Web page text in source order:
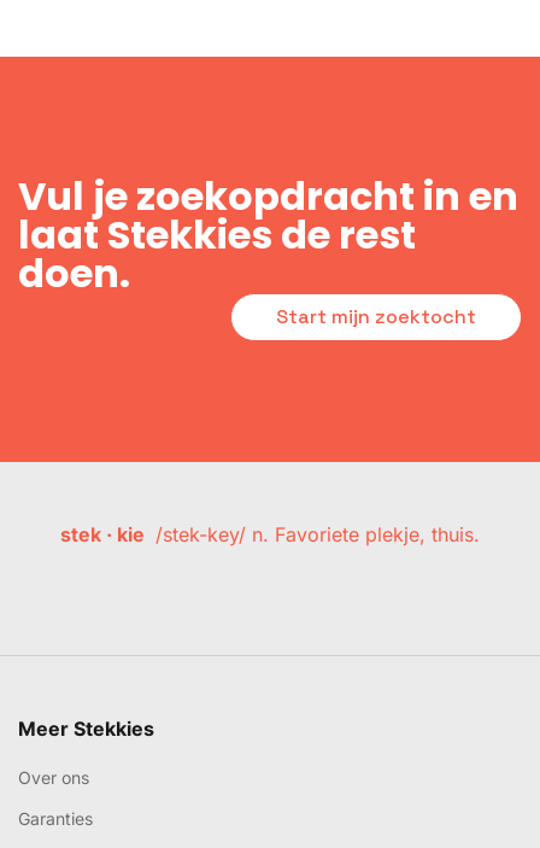
Vul je zoekopdracht in en
laat Stekkies de rest
doen.
Start mijn zoektocht
stek · kie /stek-key/ n. Favoriete plekje, thuis.
Meer Stekkies
Over ons
Garanties